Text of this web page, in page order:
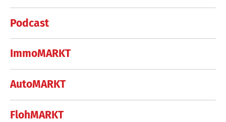
Podcast
ImmoMARKT
AutoMARKT
FlohMARKT